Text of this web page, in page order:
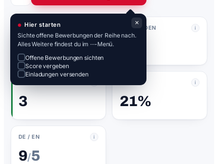
×
Hier starten
Sichte offene Bewerbungen der Reihe nach.
Alles Weitere findest du im ···-Menü.
Offene Bewerbungen sichten
Score vergeben
Einladungen versenden
GESAMT
14
EINGELADEN i
3
i
21%
DE / EN i
9/5